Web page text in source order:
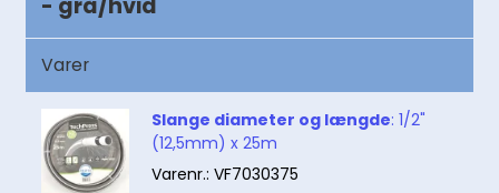
- grå/hvid
Varer
Slange diameter og længde: 1/2"
(12,5mm) x 25m
Varenr.: VF7030375